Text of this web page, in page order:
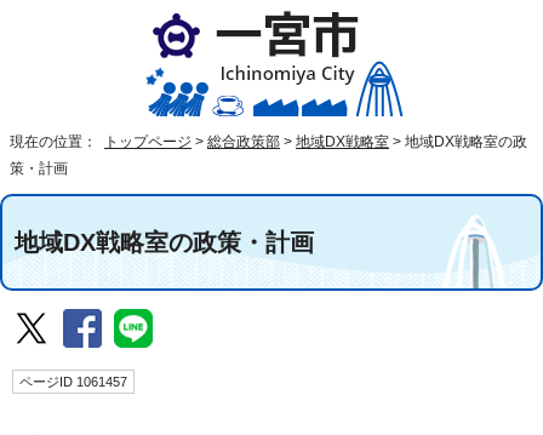
現在の位置： トップページ > 総合政策部 > 地域DX戦略室 > 地域DX戦略室の政
策・計画
地域DX戦略室の政策・計画
ページID 1061457